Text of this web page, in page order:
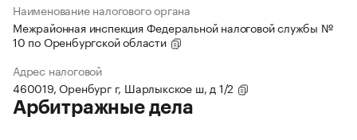
Наименование налогового органа
Межрайонная инспекция Федеральной налоговой службы №
10 по Оренбургской области
Адрес налоговой
460019, Оренбург г, Шарлыкское ш, д 1/2
Арбитражные дела